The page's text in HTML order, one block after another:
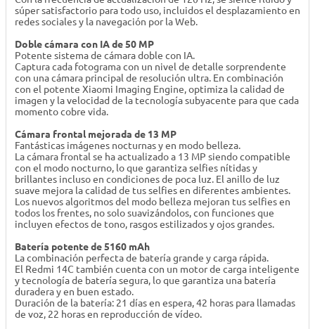
súper satisfactorio para todo uso, incluidos el desplazamiento en
redes sociales y la navegación por la Web.
Doble cámara con IA de 50 MP
Potente sistema de cámara doble con IA.
Captura cada fotograma con un nivel de detalle sorprendente
con una cámara principal de resolución ultra. En combinación
con el potente Xiaomi Imaging Engine, optimiza la calidad de
imagen y la velocidad de la tecnología subyacente para que cada
momento cobre vida.
Cámara frontal mejorada de 13 MP
Fantásticas imágenes nocturnas y en modo belleza.
La cámara frontal se ha actualizado a 13 MP siendo compatible
con el modo nocturno, lo que garantiza selfies nítidas y
brillantes incluso en condiciones de poca luz. El anillo de luz
suave mejora la calidad de tus selfies en diferentes ambientes.
Los nuevos algoritmos del modo belleza mejoran tus selfies en
todos los frentes, no solo suavizándolos, con funciones que
incluyen efectos de tono, rasgos estilizados y ojos grandes.
Batería potente de 5160 mAh
La combinación perfecta de batería grande y carga rápida.
El Redmi 14C también cuenta con un motor de carga inteligente
y tecnología de batería segura, lo que garantiza una batería
duradera y en buen estado.
Duración de la batería: 21 días en espera, 42 horas para llamadas
de voz, 22 horas en reproducción de vídeo.